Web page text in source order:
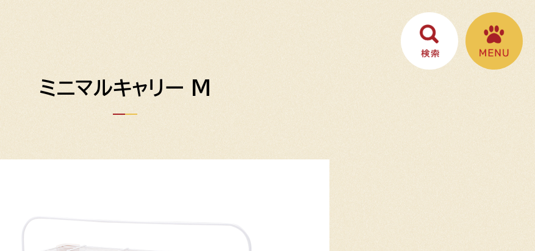
ミニマルキャリー M